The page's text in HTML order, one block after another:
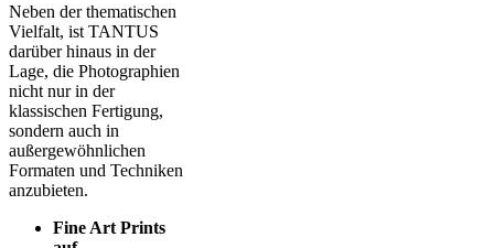
Neben der thematischen
Vielfalt, ist TANTUS
darüber hinaus in der
Lage, die Photographien
nicht nur in der
klassischen Fertigung,
sondern auch in
außergewöhnlichen
Formaten und Techniken
anzubieten.
Fine Art Prints